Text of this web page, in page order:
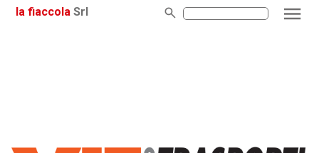
la fiaccola Srl